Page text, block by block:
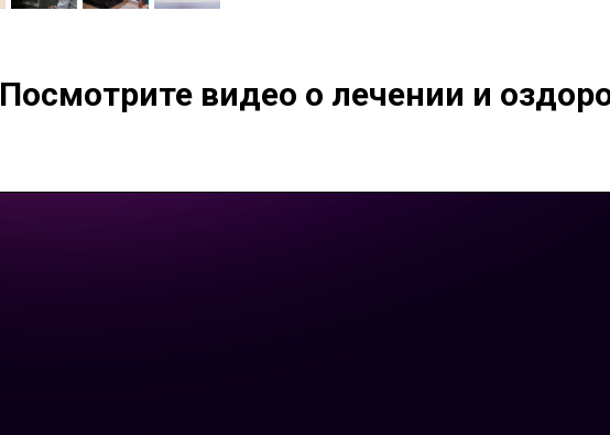
Посмотрите видео о лечении и